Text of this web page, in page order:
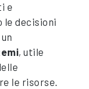
e
le decisioni
, utile
le risorse.